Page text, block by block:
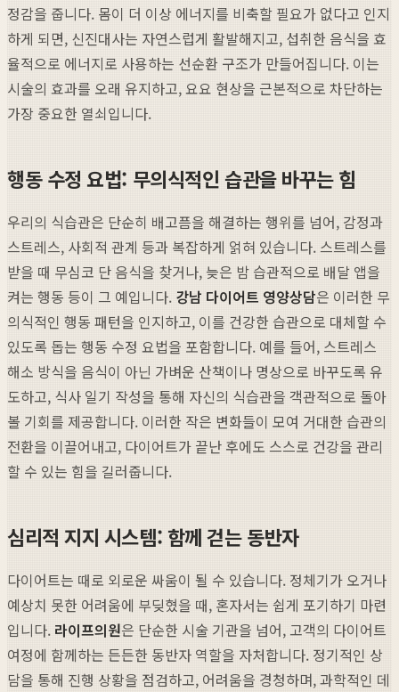
정감을 줍니다. 몸이 더 이상 에너지를 비축할 필요가 없다고 인지
하게 되면, 신진대사는 자연스럽게 활발해지고, 섭취한 음식을 효
율적으로 에너지로 사용하는 선순환 구조가 만들어집니다. 이는
시술의 효과를 오래 유지하고, 요요 현상을 근본적으로 차단하는
가장 중요한 열쇠입니다.
행동 수정 요법: 무의식적인 습관을 바꾸는 힘
우리의 식습관은 단순히 배고픔을 해결하는 행위를 넘어, 감정과
스트레스, 사회적 관계 등과 복잡하게 얽혀 있습니다. 스트레스를
받을 때 무심코 단 음식을 찾거나, 늦은 밤 습관적으로 배달 앱을
켜는 행동 등이 그 예입니다. 강남 다이어트 영양상담은 이러한 무
의식적인 행동 패턴을 인지하고, 이를 건강한 습관으로 대체할 수
있도록 돕는 행동 수정 요법을 포함합니다. 예를 들어, 스트레스
해소 방식을 음식이 아닌 가벼운 산책이나 명상으로 바꾸도록 유
도하고, 식사 일기 작성을 통해 자신의 식습관을 객관적으로 돌아
볼 기회를 제공합니다. 이러한 작은 변화들이 모여 거대한 습관의
전환을 이끌어내고, 다이어트가 끝난 후에도 스스로 건강을 관리
할 수 있는 힘을 길러줍니다.
심리적 지지 시스템: 함께 걷는 동반자
다이어트는 때로 외로운 싸움이 될 수 있습니다. 정체기가 오거나
예상치 못한 어려움에 부딪혔을 때, 혼자서는 쉽게 포기하기 마련
입니다. 라이프의원은 단순한 시술 기관을 넘어, 고객의 다이어트
여정에 함께하는 든든한 동반자 역할을 자처합니다. 정기적인 상
담을 통해 진행 상황을 점검하고, 어려움을 경청하며, 과학적인 데